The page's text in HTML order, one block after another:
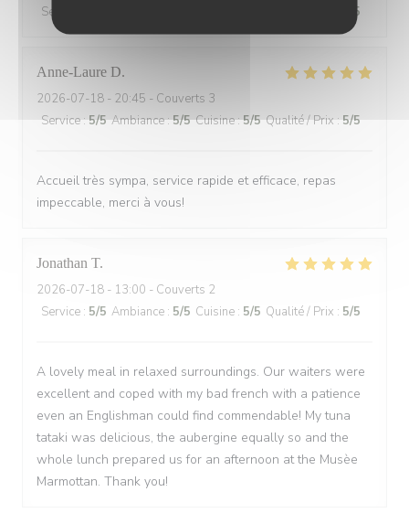
Service
/5
Anne-Laure D
2026-07-18 - 20:45 - Couverts 3
Service:5/5 Ambiance:5/5 Cuisine:5/5 Qualité / Prix: 5/5
Accueil très sympa, service rapide et efficace, repas
impeccable, merci à vous!
Jonathan T
2026-07-18 - 13:00 - Couverts 2
Service : 5/5 Ambiance : 5/5 Cuisine : 5/5 Qualité / Prix : 5/5
A lovely meal in relaxed surroundings. Our waiters were
excellent and coped with my bad french with a patience
even an Englishman could find commendable! My tuna
tataki was delicious, the aubergine equally so and the
whole lunch prepared us for an afternoon at the Musèe
Marmottan. Thank you!